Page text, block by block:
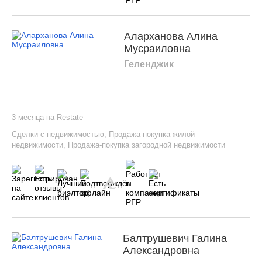
Аларханова Алина
Мусраиловна
Геленджик
3 месяца на Restate
Сделки с недвижимостью
Продажа-покупка жилой
недвижимости
Продажа-покупка загородной недвижимости
Балтрушевич Галина
Александровна